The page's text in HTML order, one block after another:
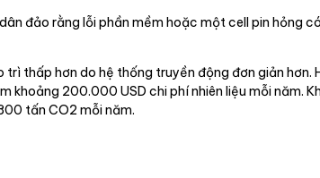
đảo rằng lỗi phần mềm hoặc một cell pin hỏng
thấp hơn do hệ thống truyền động đơn giản
200.000 USD chi phí nhiên liệu mỗi năm.
tấn CO2 mỗi năm.